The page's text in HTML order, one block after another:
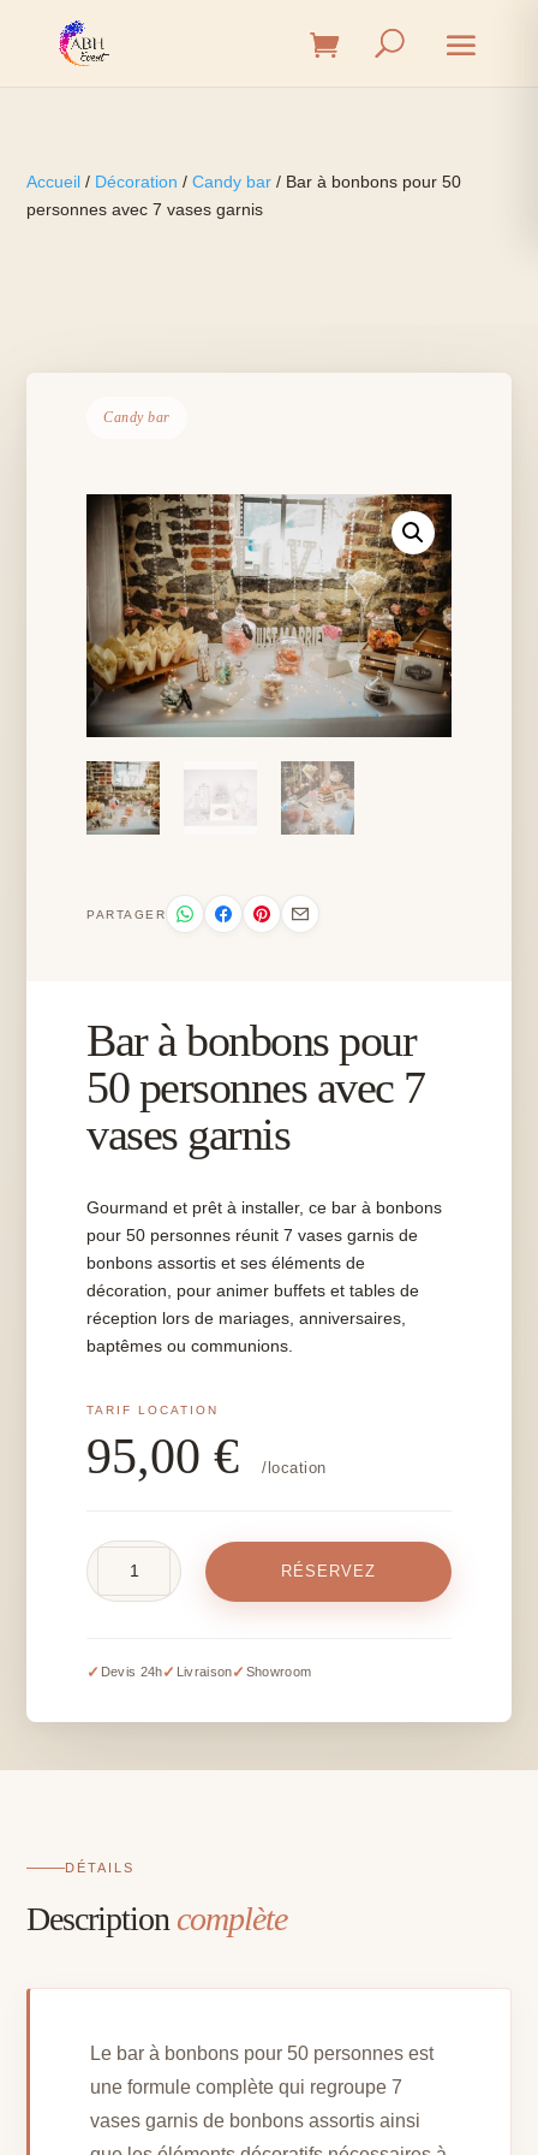
Accueil / Décoration /Candy bar / Bar à bonbons pour 50
personnes avec 7 vases garnis
Candy bar
PARTAGER
Bar à bonbons pour
50 personnes avec 7
vases garnis
Gourmand et prêt à installer, ce bar à bonbons
pour 50 personnes réunit 7 vases garnis de
bonbons assortis et ses éléments de
décoration, pour animer buffets et tables de
réception lors de mariages, anniversaires,
baptêmes ou communions.
95,00€ /location
bonbons
50
garnis
RÉSERVEZ
✓ Devis 24h✓ Livraison✓ Showroom
DÉTAILS
Description complète
Le bar à bonbons pour 50 personnes est
une formule complète qui regroupe 7
vases garnis de bonbons assortis ainsi